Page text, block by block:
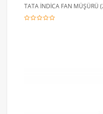
TATA İNDİCA FAN MÜŞÜRÜ